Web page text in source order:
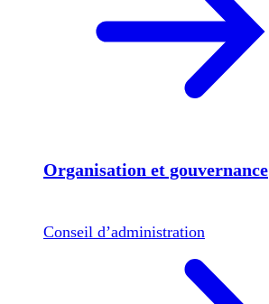
Organisation et gouvernance
Conseil d’administration